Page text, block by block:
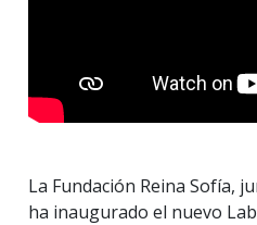
La Fundación Reina Sofía,
ha inaugurado el nuevo